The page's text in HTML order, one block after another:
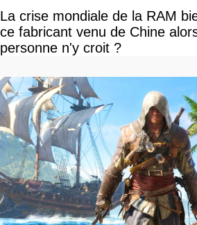
La crise mondiale de la RAM
ce fabricant venu de Chine
personne n'y croit ?